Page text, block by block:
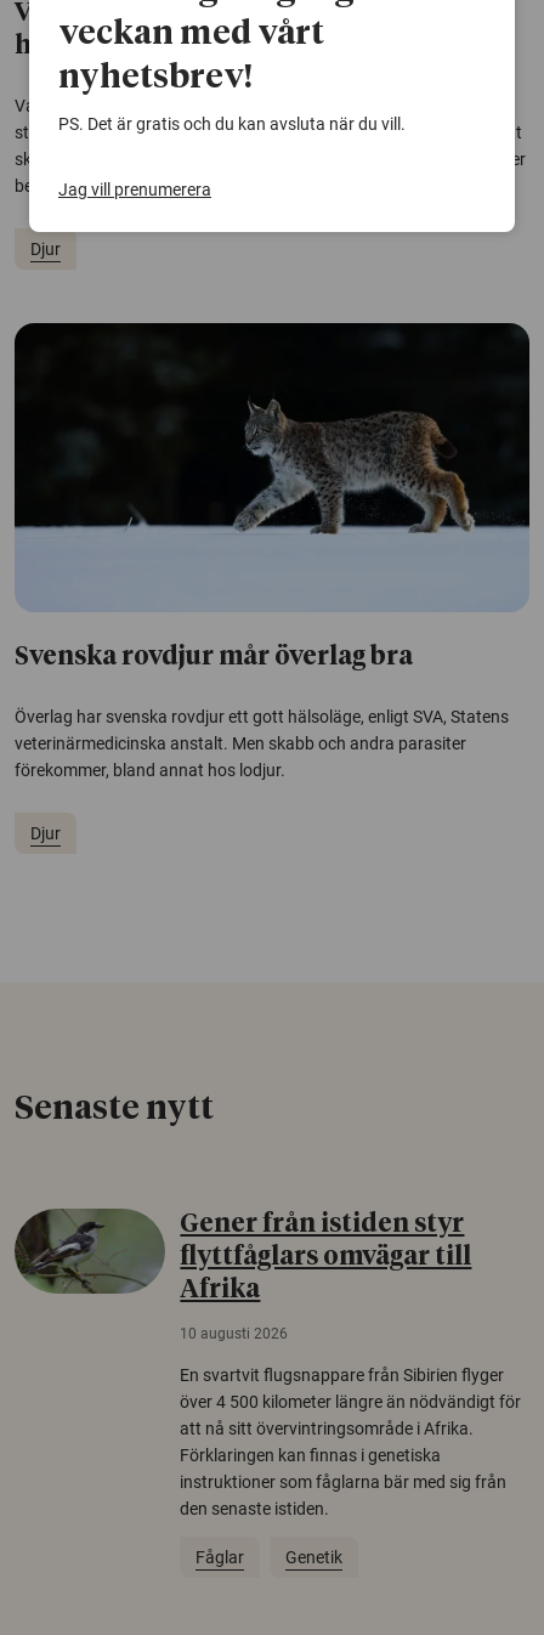
Värkmedicin mildrar smärtresponsen
hos havskräftor
Vanliga smärtstillande mediciner fungerar på havskräftor, visar en
studie från Göteborgs universitet. Det är ytterligare ett tecken på att
skaldjur kan känna smärta och att skonsammare avlivningsmetoder
behöver utvecklas, menar forskarna.
Djur
Svenska rovdjur mår överlag bra
Överlag har svenska rovdjur ett gott hälsoläge, enligt SVA, Statens
veterinärmedicinska anstalt. Men skabb och andra parasiter
förekommer, bland annat hos lodjur.
Djur
Senaste nytt
Gener från istiden styr
flyttfåglars omvägar till
Afrika
10 augusti 2026
En svartvit flugsnappare från Sibirien flyger
över 4 500 kilometer längre än nödvändigt för
att nå sitt övervintringsområde i Afrika.
Förklaringen kan finnas i genetiska
instruktioner som fåglarna bär med sig från
den senaste istiden.
Fåglar Genetik
veckan med vårt
nyhetsbrev!
PS. Det är gratis och du kan avsluta när du vill.
Jag vill prenumerera